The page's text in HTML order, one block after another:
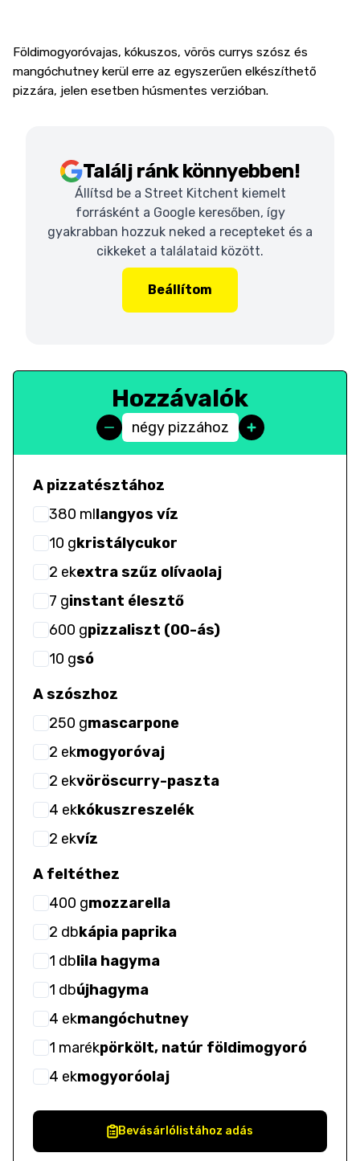
Földimogyoróvajas, kókuszos, vörös currys szósz és
mangóchutney kerül erre az egyszerűen elkészíthető
pizzára, jelen esetben húsmentes verzióban.
Találj ránk könnyebben!
Állítsd be a Street Kitchent kiemelt
forrásként a Google keresőben, így
gyakrabban hozzuk neked a recepteket és a
cikkeket a találataid között.
Beállítom
Hozzávalók
négy pizzához
A pizzatésztához
380 mllangyos víz
10 gkristálycukor
2 ekextra szűz olívaolaj
7 ginstant élesztő
600 gpizzaliszt (00-ás)
10 gsó
A szószhoz
250 gmascarpone
2 ekmogyoróvaj
2 ekvöröscurry-paszta
4 ekkókuszreszelék
2 ekvíz
A feltéthez
400 gmozzarella
2 dbkápia paprika
1 dblila hagyma
1 dbújhagyma
4 ekmangóchutney
1 marékpörkölt, natúr földimogyoró
4 ekmogyoróolaj
Bevásárlólistához adás